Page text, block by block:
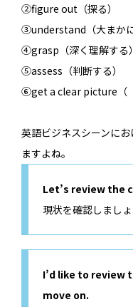
②figure out（探る）
③understand（大まかに
④grasp（深く理解する）
⑤assess（判断する）
⑥get a clear picture（「
英語ビジネスシーンに
ますよね。
Let’s review the
現状を確認しましょ
I’d like to
move on.